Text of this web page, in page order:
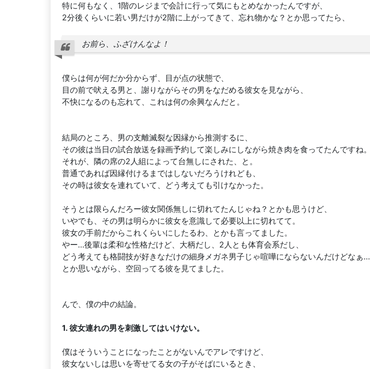
特に何もなく、1階のレジまで会計に行って気にもとめなかったんですが、
2分後くらいに若い男だけが2階に上がってきて、忘れ物かな？とか思ってたら、
お前ら、ふざけんなよ！
僕らは何が何だか分からず、目が点の状態で、
目の前で吠える男と、謝りながらその男をなだめる彼女を見ながら、
不快になるのも忘れて、これは何の余興なんだと。
結局のところ、男の支離滅裂な因縁から推測するに、
その彼は当日の試合放送を録画予約して楽しみにしながら焼き肉を食ってたんですね。
それが、隣の席の2人組によって台無しにされた、と。
普通であれば因縁付けるまではしないだろうけれども、
その時は彼女を連れていて、どう考えても引けなかった。
そうとは限らんだろー彼女関係無しに切れてたんじゃね？とかも思うけど、
いやでも、その男は明らかに彼女を意識して必要以上に切れてて。
彼女の手前だからこれくらいにしたるわ、とかも言ってました。
やー…後輩は柔和な性格だけど、大柄だし、2人とも体育会系だし、
どう考えても格闘技が好きなだけの細身メガネ男子じゃ喧嘩にならないんだけどなぁ…
とか思いながら、空回ってる彼を見てました。
んで、僕の中の結論。
1. 彼女連れの男を刺激してはいけない。
僕はそういうことになったことがないんでアレですけど、
彼女ないしは思いを寄せてる女の子がそばにいるとき、